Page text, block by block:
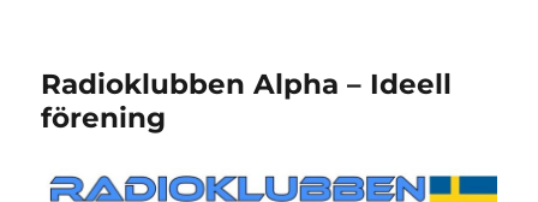
Radioklubben Alpha – Ideell
förening